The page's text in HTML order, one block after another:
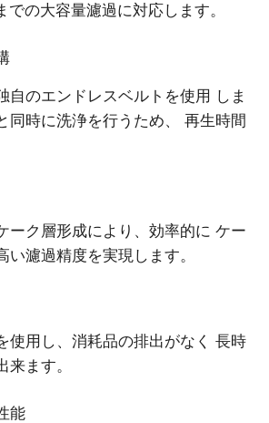
での大容量濾過に対応します。
自のエンドレスベルトを使用 しま
同時に洗浄を行うため、 再生時間
ーク層形成により、効率的に ケー
い濾過精度を実現します。
使用し、消耗品の排出がなく 長時
来ます。
能